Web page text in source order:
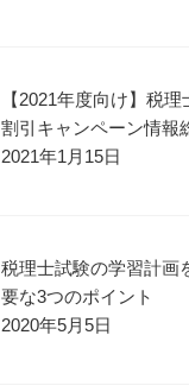
【2021年度向け】税
割引キャンペーン情報
2021年1月15日
税理士試験の学習計画
要な3つのポイント
2020年5月5日